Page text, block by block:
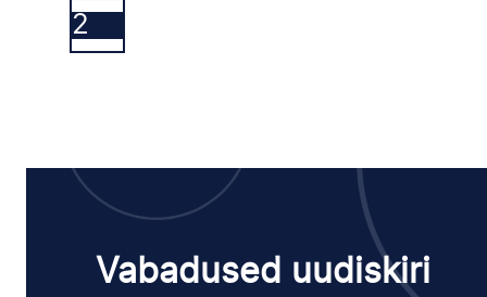
2
Vabadused uudiskiri